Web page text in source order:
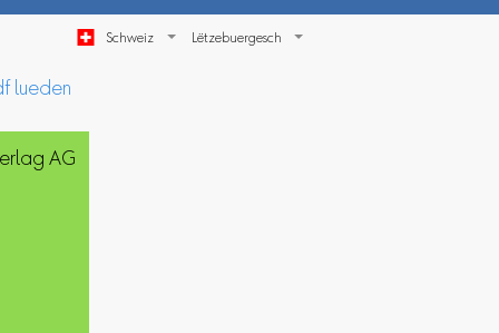
Schweiz
lueden
AG